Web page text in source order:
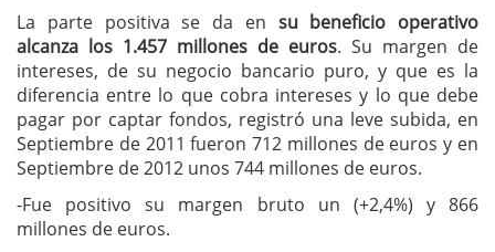
La parte positiva se da en su beneficio operativo
alcanza los 1.457 millones de euros. Su margen de
intereses, de su negocio bancario puro, y que es la
diferencia entre lo que cobra intereses y lo que debe
pagar por captar fondos, registró una leve subida, en
Septiembre de 2011 fueron 712 millones de euros y en
Septiembre de 2012 unos 744 millones de euros.
-Fue positivo su margen bruto un (+2,4%) y 866
millones de euros.